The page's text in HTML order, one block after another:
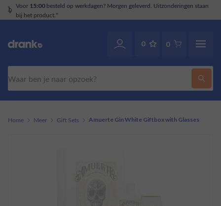
Uitzonderingen staan
Klantenservice 070-2141946. Ook via
0 0
Home Meer Gift Sets Amuerte Gin White Giftbox with Glasses